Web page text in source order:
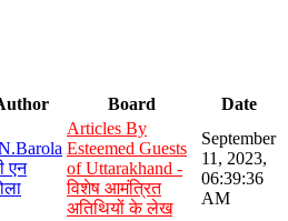
Board Date
एन
Articles By
Esteemed Guests
of Uttarakhand -
विशेष आमंत्रित
अतिथियों के लेख
September
11, 2023,
06:39:36
AM